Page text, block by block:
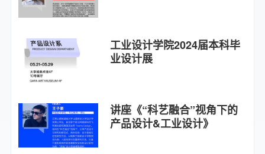
工业设计学院2024届本科毕
业设计展
讲座《“科艺融合”视角下的
产品设计&工业设计》